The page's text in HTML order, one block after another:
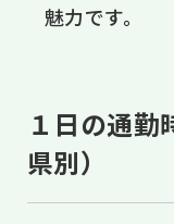
魅力です。
１日の通勤
県別）